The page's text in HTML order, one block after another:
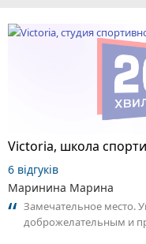
6 відгуків
Маринина Марина
Замечательное место.
доброжелательным и